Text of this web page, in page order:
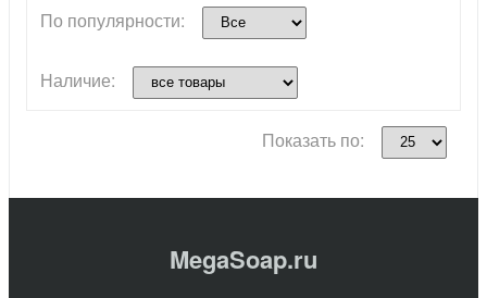
По популярности:
Наличие:
Показать по:
MegaSoap.ru